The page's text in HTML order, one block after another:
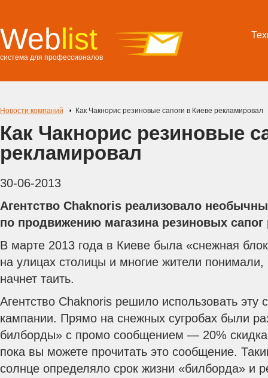
Weblist
система для профессионалов
Новости компаний Как Чакнорис резиновые сапоги в Киеве рекламировал
Как Чакнорис резиновые
рекламировал
30-06-2013
Агентство Chaknoris реализовало
по продвижению магазина резиновых сапог
В марте 2013 года в Киеве была «снежная
на улицах столицы и многие жители понимали,
начнет таить.
Агентство Chaknoris решило использовать эту
кампании. Прямо на снежных сугробах были
билборды» с промо сообщением — 20% скидка
пока вы можете прочитать это сообщение.
солнце определяло срок жизни «билборда» и